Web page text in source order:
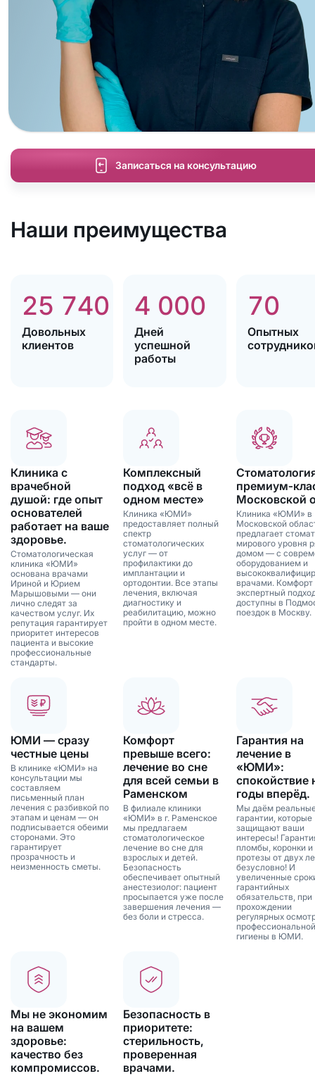
Записаться на консультацию
Наши преимущества
25 740
Довольных
клиентов
4 000
Дней
успешной
работы
70
Опытных
Клиника с
врачебной
душой: где опыт
основателей
работает на ваше
здоровье.
Стоматологическая
клиника «ЮМИ»
основана врачами
Ириной и Юрием
Марышовыми — они
лично следят за
качеством услуг. Их
репутация гарантирует
приоритет интересов
пациента и высокие
профессиональные
стандарты.
Комплексный
подход «всё в
одном месте»
Клиника «ЮМИ»
предоставляет полный
спектр
стоматологических
услуг — от
профилактики до
имплантации и
ортодонтии. Все этапы
лечения, включая
диагностику и
реабилитацию, можно
пройти в одном месте.
Московской
Клиника «ЮМИ» в
Московской
предлагает
мирового уровня
домом — с
оборудованием и
врачами. Комфорт
экспертный
доступны в
поездок в Москву.
ЮМИ — сразу
честные цены
В клинике «ЮМИ» на
консультации мы
составляем
письменный план
лечения с разбивкой по
этапам и ценам — он
подписывается обеими
сторонами. Это
гарантирует
прозрачность и
неизменность сметы.
Комфорт
превыше всего:
лечение во сне
для всей семьи в
Раменском
В филиале клиники
«ЮМИ» в г. Раменское
мы предлагаем
стоматологическое
лечение во сне для
взрослых и детей.
Безопасность
обеспечивает опытный
анестезиолог: пациент
просыпается уже после
завершения лечения —
без боли и стресса.
Гарантия на
лечение в
«ЮМИ»:
спокойствие
годы вперёд.
Мы даём
гарантии, которые
защищают ваши
интересы!
пломбы, коронки и
протезы от двух
безусловно! И
увеличенные
гарантийных
обязательств, при
прохождении
регулярных
профессиональной
гигиены в ЮМИ.
Мы не экономим
на вашем
здоровье:
качество без
компромиссов.
Безопасность в
приоритете:
стерильность,
проверенная
врачами.